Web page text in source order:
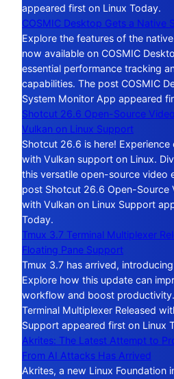
appeared first on Linux Today.
COSMIC Desktop Gets a Native
Explore the features of the
now available on COSMIC
essential performance tracking
capabilities. The post COSMIC
System Monitor App appeared
Shotcut 26.6 Open-Source
Vulkan on Linux Support
Shotcut 26.6 is here!
with Vulkan support on Linux.
this versatile open-source video
post Shotcut 26.6 Open-Source
with Vulkan on Linux Support
Today.
Tmux 3.7 Terminal Multiplexer
Floating Pane Support
Tmux 3.7 has arrived,
Explore how this update can
workflow and boost
Terminal Multiplexer Released
Support appeared first on Linux
Akrites: The Latest Attempt to
From AI Attacks Has Arrived
Akrites, a new Linux Foundation